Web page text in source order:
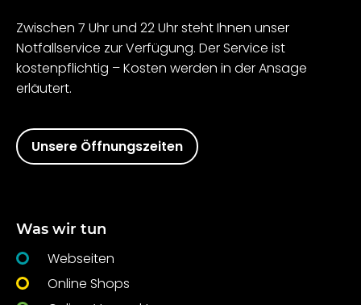
Zwischen 7 Uhr und 22 Uhr steht Ihnen unser
Notfallservice zur Verfügung. Der Service ist
kostenpflichtig – Kosten werden in der Ansage
erläutert.
Unsere Öffnungszeiten
Was wir tun
Webseiten
Online Shops